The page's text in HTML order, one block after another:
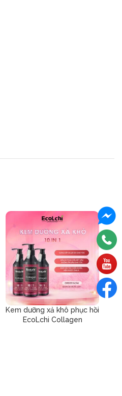
Kem dưỡng xả khô phục hồi
EcoLchi Collagen